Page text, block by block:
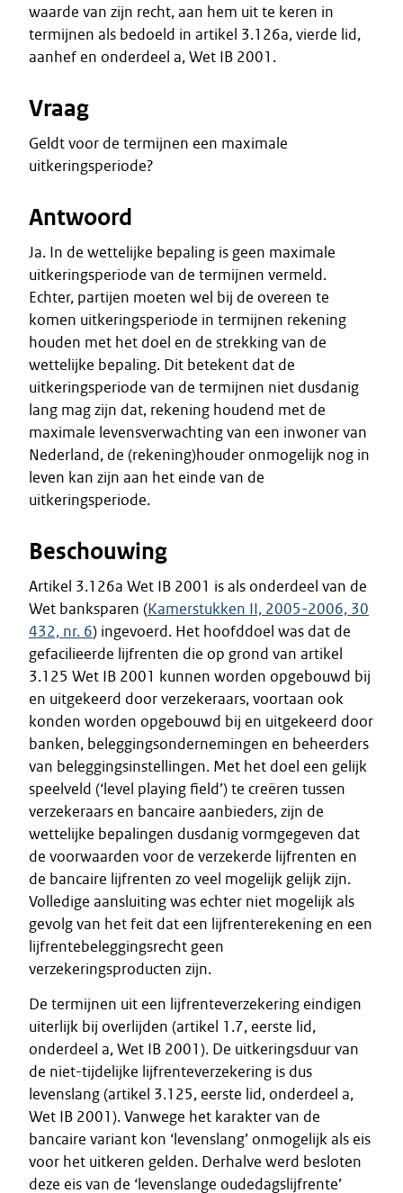
waarde van zijn recht, aan hem uit te keren in
termijnen als bedoeld in artikel 3.126a, vierde lid,
aanhef en onderdeel a, Wet IB 2001.
Vraag
Geldt voor de termijnen een maximale
uitkeringsperiode?
Antwoord
Ja. In de wettelijke bepaling is geen maximale
uitkeringsperiode van de termijnen vermeld.
Echter, partijen moeten wel bij de overeen te
komen uitkeringsperiode in termijnen rekening
houden met het doel en de strekking van de
wettelijke bepaling. Dit betekent dat de
uitkeringsperiode van de termijnen niet dusdanig
lang mag zijn dat, rekening houdend met de
maximale levensverwachting van een inwoner van
Nederland, de (rekening)houder onmogelijk nog in
leven kan zijn aan het einde van de
uitkeringsperiode.
Beschouwing
Artikel 3.126a Wet IB 2001 is als onderdeel van de
Wet banksparen (Kamerstukken II, 2005-2006, 30
432, nr. 6) ingevoerd. Het hoofddoel was dat de
gefacilieerde lijfrenten die op grond van artikel
3.125 Wet IB 2001 kunnen worden opgebouwd bij
en uitgekeerd door verzekeraars, voortaan ook
konden worden opgebouwd bij en uitgekeerd door
banken, beleggingsondernemingen en beheerders
van beleggingsinstellingen. Met het doel een gelijk
speelveld (‘level playing field’) te creëren tussen
verzekeraars en bancaire aanbieders, zijn de
wettelijke bepalingen dusdanig vormgegeven dat
de voorwaarden voor de verzekerde lijfrenten en
de bancaire lijfrenten zo veel mogelijk gelijk zijn.
Volledige aansluiting was echter niet mogelijk als
gevolg van het feit dat een lijfrenterekening en een
lijfrentebeleggingsrecht geen
verzekeringsproducten zijn.
De termijnen uit een lijfrenteverzekering eindigen
uiterlijk bij overlijden (artikel 1.7, eerste lid,
onderdeel a, Wet IB 2001). De uitkeringsduur van
de niet-tijdelijke lijfrenteverzekering is dus
levenslang (artikel 3.125, eerste lid, onderdeel a,
Wet IB 2001). Vanwege het karakter van de
bancaire variant kon ‘levenslang’ onmogelijk als eis
voor het uitkeren gelden. Derhalve werd besloten
deze eis van de ‘levenslange oudedagslijfrente’